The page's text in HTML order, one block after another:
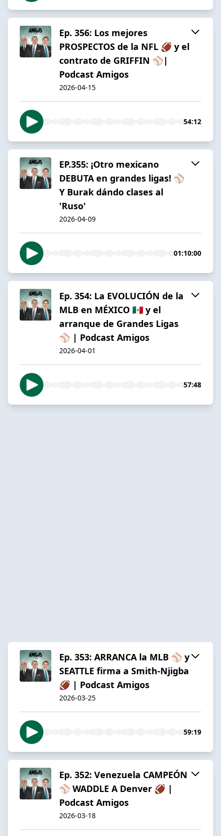
Ep. 356: Los mejores
PROSPECTOS de la NFL 🏈 y el
contrato de GRIFFIN ⚾️|
Podcast Amigos
2026-04-15
54:12
EP.355: ¡Otro mexicano
DEBUTA en grandes ligas! ⚾️
Y Burak dándo clases al
'Ruso'
2026-04-09
01:10:00
Ep. 354: La EVOLUCIÓN de la
MLB en MÉXICO 🇲🇽 y el
arranque de Grandes Ligas
⚾️ | Podcast Amigos
2026-04-01
57:48
Ep. 353: ARRANCA la MLB ⚾️ y
SEATTLE firma a Smith-Njigba
🏈 | Podcast Amigos
2026-03-25
59:19
Ep. 352: Venezuela CAMPEÓN
⚾️ WADDLE A Denver 🏈 |
Podcast Amigos
2026-03-18